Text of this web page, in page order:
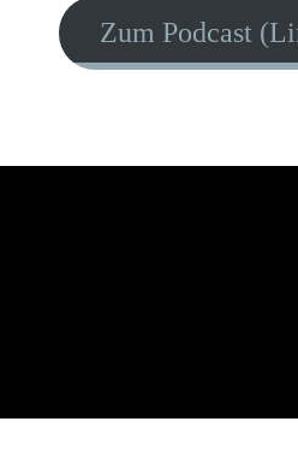
Zum Podcast